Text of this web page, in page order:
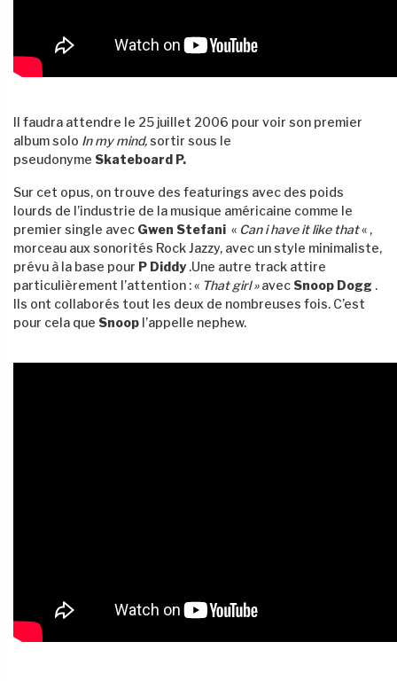
Il faudra attendre le 25 juillet 2006 pour voir son premier
album solo In my mind,sortir sous le
pseudonyme Skateboard P.
Sur cet opus, on trouve des featurings avec des poids
lourds de l’industrie de la musique américaine comme le
premier single avec Gwen Stefani « Can i have it like that« ,
morceau aux sonorités Rock Jazzy, avec un style minimaliste,
prévu à la base pour P Diddy .Une autre track attire
particulièrement l’attention : « That girl »avec Snoop Dogg .
Ils ont collaborés tout les deux de nombreuses fois. C’est
pour cela que Snoop l’appelle nephew.